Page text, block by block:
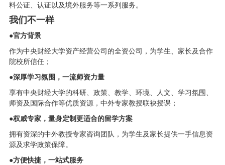
料公证、认证以及境外服务等一系列服务。
我们不一样
●官方背景
作为中央财经大学资产经营公司的全资公司，为学生、家长及合作
院校所信任；
●深厚学习氛围，一流师资力量
享有中央财经大学的科研、政策、教学、环境、人文、学习氛围、
师资及国际合作等优质资源，中外专家教授联袂授课；
●权威专家，量身定制更适合的留学方案
拥有资深的中外教授专家咨询团队，为学生及家长提供一手信息资
源及求学政策保障。
●方便快捷，一站式服务